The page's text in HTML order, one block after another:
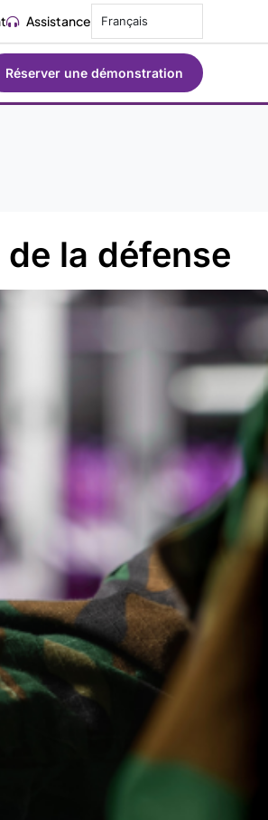
Assistance Français
Réserver une démonstration
la défense